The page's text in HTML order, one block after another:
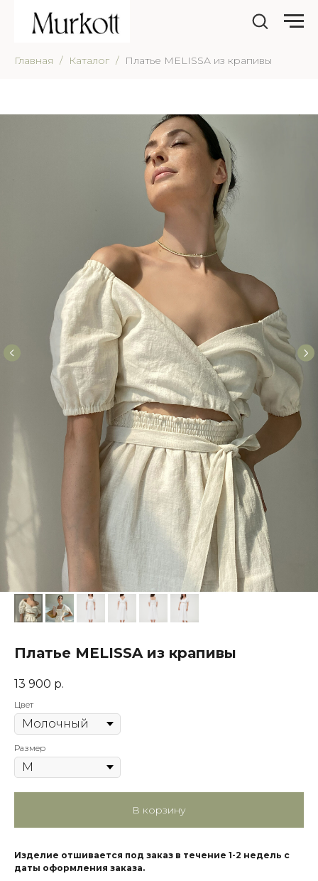
Главная Каталог Платье MELISSA из крапивы
Платье MELISSA из крапивы
13 900 р.
Цвет
Размер
В корзину
Изделие отшивается под заказ в течение 1-2 недель с
даты оформления заказа.